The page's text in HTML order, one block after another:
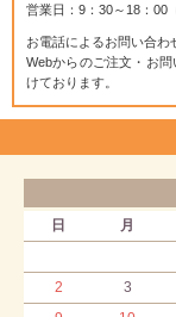
営業日：9：30～18：00
お電話によるお問い合わ
Webからのご注文・お
けております。
日 月
2
3